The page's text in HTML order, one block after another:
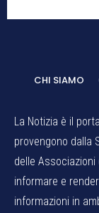
CHI SIAMO
La Notizia è il
provengono dalla
delle
informare e
informazioni in